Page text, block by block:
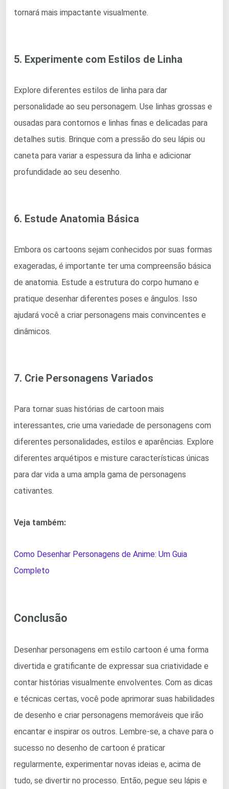
tornará mais impactante visualmente.
5. Experimente com Estilos de Linha
Explore diferentes estilos de linha para dar
personalidade ao seu personagem. Use linhas grossas e
ousadas para contornos e linhas finas e delicadas para
detalhes sutis. Brinque com a pressão do seu lápis ou
caneta para variar a espessura da linha e adicionar
profundidade ao seu desenho.
6. Estude Anatomia Básica
Embora os cartoons sejam conhecidos por suas formas
exageradas, é importante ter uma compreensão básica
de anatomia. Estude a estrutura do corpo humano e
pratique desenhar diferentes poses e ângulos. Isso
ajudará você a criar personagens mais convincentes e
dinâmicos.
7. Crie Personagens Variados
Para tornar suas histórias de cartoon mais
interessantes, crie uma variedade de personagens com
diferentes personalidades, estilos e aparências. Explore
diferentes arquétipos e misture características únicas
para dar vida a uma ampla gama de personagens
cativantes.
Veja também:
Como Desenhar Personagens de Anime: Um Guia
Completo
Conclusão
Desenhar personagens em estilo cartoon é uma forma
divertida e gratificante de expressar sua criatividade e
contar histórias visualmente envolventes. Com as dicas
e técnicas certas, você pode aprimorar suas habilidades
de desenho e criar personagens memoráveis que irão
encantar e inspirar os outros. Lembre-se, a chave para o
sucesso no desenho de cartoon é praticar
regularmente, experimentar novas ideias e, acima de
tudo, se divertir no processo. Então, pegue seu lápis e